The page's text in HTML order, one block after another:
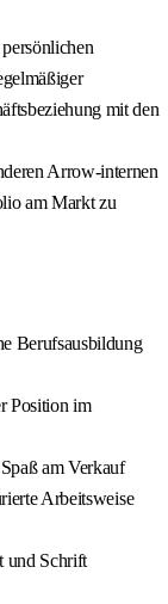
mit den
Arrow-internen
am Markt zu
Berufsausbildung
Position im
am Verkauf
Arbeitsweise
und Schrift